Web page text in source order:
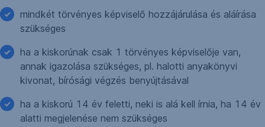
mindkét törvényes képviselő hozzájárulása és aláírása
szükséges
ha a kiskorúnak csak 1 törvényes képviselője van,
annak igazolása szükséges, pl. halotti anyakönyvi
kivonat, bírósági végzés benyújtásával
ha a kiskorú 14 év feletti, neki is alá kell írnia, ha 14 év
alatti megjelenése nem szükséges